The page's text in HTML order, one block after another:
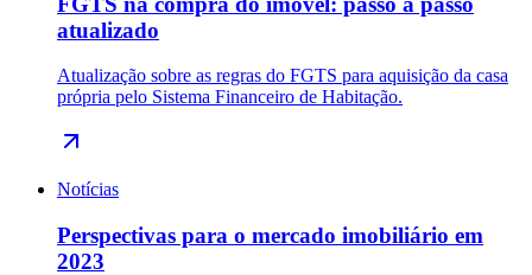
atualizado
Atualização sobre as regras do FGTS para aquisição da casa
própria pelo Sistema Financeiro de Habitação.
Notícias
Perspectivas para o mercado imobiliário em
2023